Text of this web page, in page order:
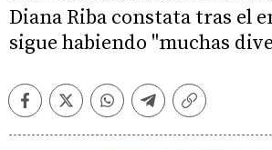
Diana Riba constata tras el
sigue habiendo "muchas
FacebookTwitterWhatsappTelegramCopiar